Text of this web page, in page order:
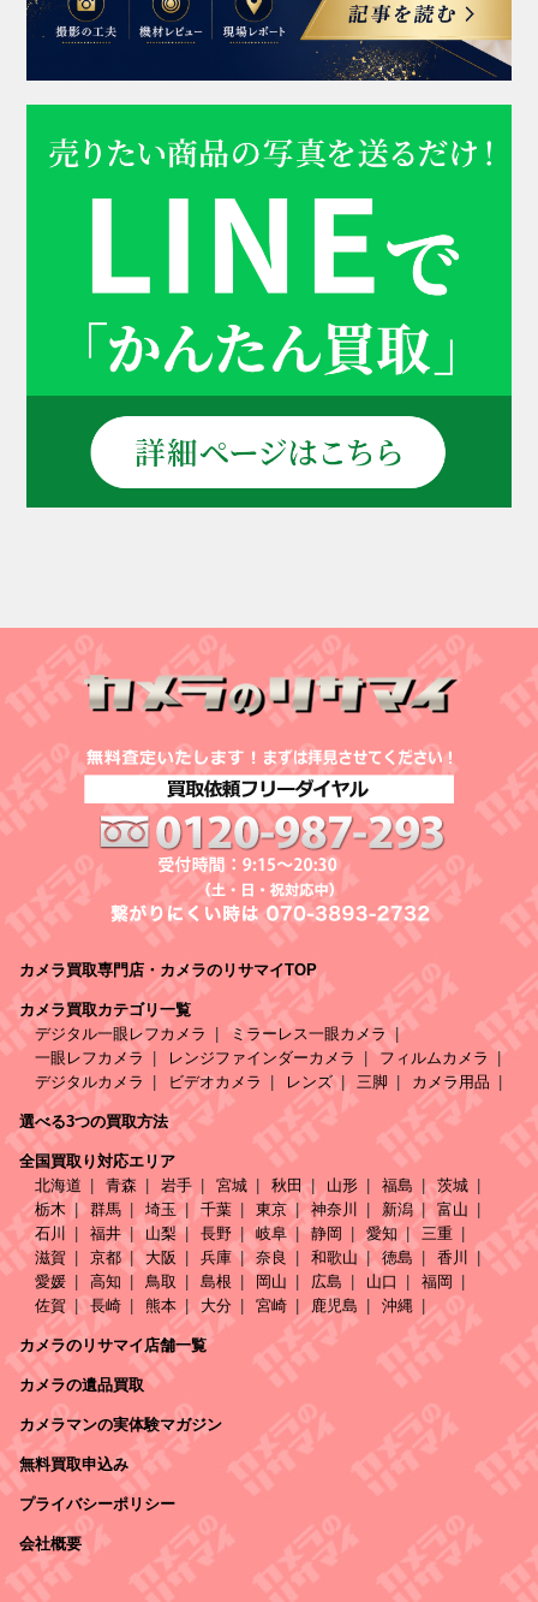
カメラ買取専門店・カメラのリサマイTOP
カメラ買取カテゴリ一覧
デジタル一眼レフカメラ
ミラーレス一眼カメラ
一眼レフカメラ
レンジファインダーカメラ
フィルムカメラ
デジタルカメラ
ビデオカメラ レンズ 三脚 カメラ用品
選べる3つの買取方法
全国買取り対応エリア
北海道
青森 岩手 宮城 秋田 山形 福島
茨城
栃木
群馬 埼玉 千葉 東京 神奈川 新潟
富山
石川
福井 山梨 長野 岐阜 静岡 愛知
三重
滋賀
京都 大阪 兵庫 奈良 和歌山 徳島
香川
愛媛
高知 鳥取 島根 岡山 広島 山口
福岡
佐賀
長崎 熊本 大分 宮崎 鹿児島 沖縄
カメラのリサマイ店舗一覧
カメラの遺品買取
カメラマンの実体験マガジン
無料買取申込み
プライバシーポリシー
会社概要